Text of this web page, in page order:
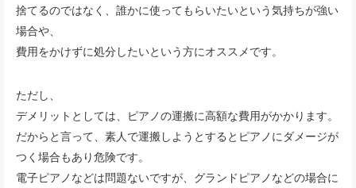
捨てるのではなく、誰かに使ってもらいたいという気持ちが強い
場合や、
費用をかけずに処分したいという方にオススメです。
ただし、
デメリットとしては、ピアノの運搬に高額な費用がかかります。
だからと言って、素人で運搬しようとするとピアノにダメージが
つく場合もあり危険です。
電子ピアノなどは問題ないですが、グランドピアノなどの場合に